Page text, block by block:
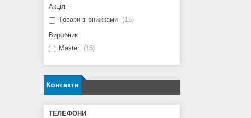
Акція
Товари зі знижками
15
Виробник
Master
15
Контакти